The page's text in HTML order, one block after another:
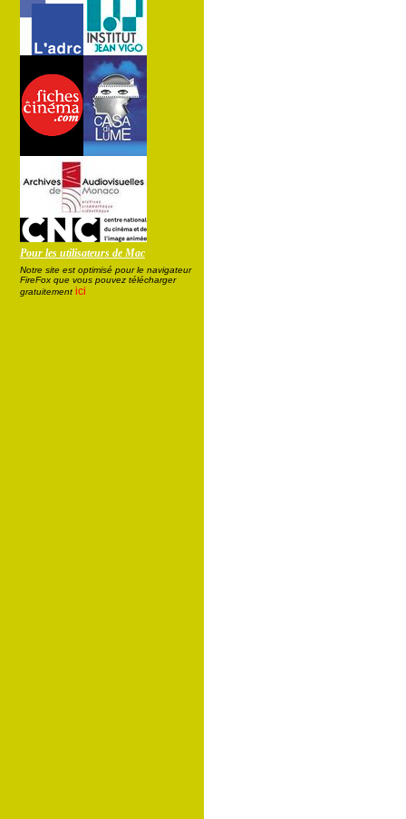
Pour les utilisateurs de Mac
Notre site est optimisé pour le navigateur
FireFox que vous pouvez télécharger
gratuitement ici